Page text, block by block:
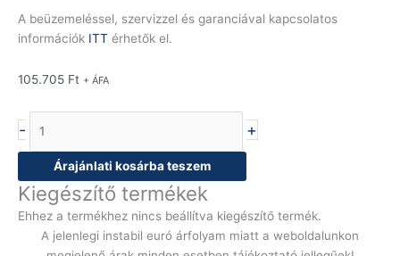
A beüzemeléssel, szervizzel és garanciával kapcsolatos
információk ITT érhetők el.
105.705 Ft + ÁFA
- +
Árajánlati kosárba teszem
Kiegészítő termékek
Ehhez a termékhez nincs beállítva kiegészítő termék.
A jelenlegi instabil euró árfolyam miatt a weboldalunkon